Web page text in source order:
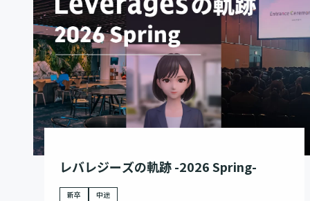
レバレジーズの軌跡 -2026 Spring-
新卒 中途